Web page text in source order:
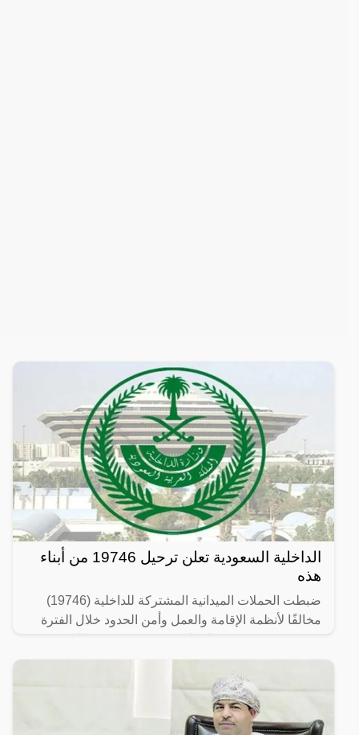
الداخلية السعودية تعلن ترحيل 19746 من أبناء
هذه
ضبطت الحملات الميدانية المشتركة للداخلية (19746)
مخالفًا لأنظمة الإقامة والعمل وأمن الحدود خلال الفترة